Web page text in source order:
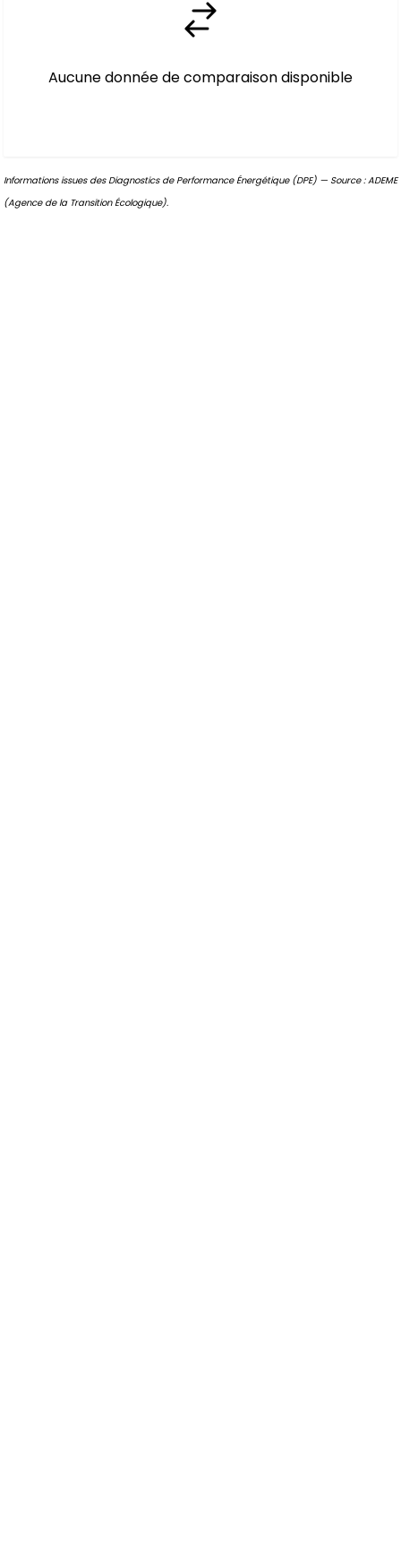
Aucune donnée de comparaison disponible
Informations issues des Diagnostics de Performance Énergétique (DPE) — Source : ADEME
(Agence de la Transition Écologique).